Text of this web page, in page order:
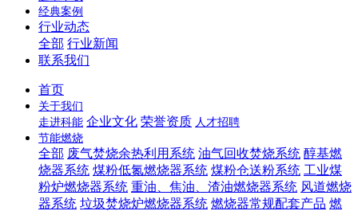
经典案例
行业动态
全部 行业新闻
联系我们
首页
关于我们
走进科能 企业文化 荣誉资质 人才招聘
节能燃烧
全部 废气焚烧余热利用系统 油气回收焚烧系统 醇基燃
烧器系统 煤粉低氮燃烧器系统 煤粉仓送粉系统 工业煤
粉炉燃烧器系统 重油、焦油、渣油燃烧器系统 风道燃烧
器系统 垃圾焚烧炉燃烧器系统 燃烧器常规配套产品 燃